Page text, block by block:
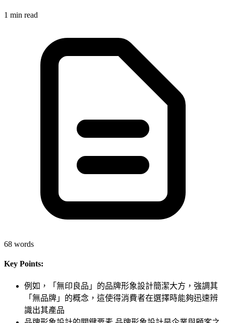
1 min read
68 words
Key Points:
例如，「無印良品」的品牌形象設計簡潔大方，強調其
「無品牌」的概念，這使得消費者在選擇時能夠迅速辨
識出其產品